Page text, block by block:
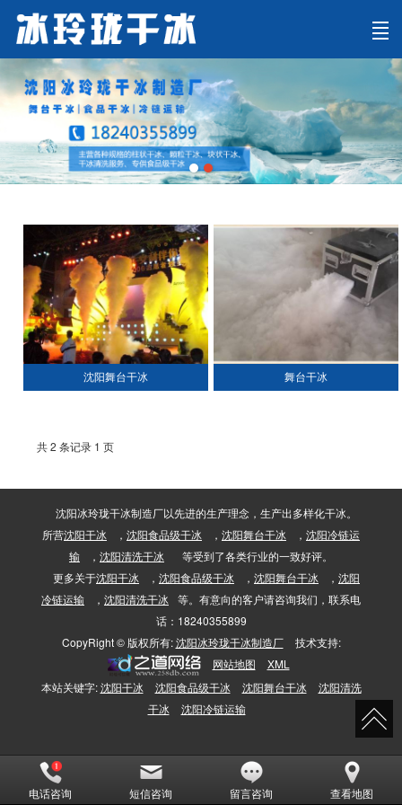
首页 关于冰玲珑 产品中心 成功案例 新闻动态
沈阳舞台干冰 舞台干冰
共 2 条记录 1 页
沈阳冰玲珑干冰制造厂以先进的生产理念，生产出多样化干冰。
所营沈阳干冰 ， 沈阳食品级干冰 ， 沈阳舞台干冰 ， 沈阳冷链运
输
， 沈阳清洗干冰
等受到了各类行业的一致好评。
更多关于沈阳干冰 ， 沈阳食品级干冰 ， 沈阳舞台干冰 ， 沈阳
冷链运输
， 沈阳清洗干冰
等。有意向的客户请咨询我们，联系电
话：18240355899
CopyRight © 版权所有:沈阳冰玲珑干冰制造厂
技术支持:
网站地图
XML
本站关键字:沈阳干冰 沈阳食品级干冰 沈阳舞台干冰
沈阳清洗
干冰
沈阳冷链运输
电话咨询 短信咨询 留言咨询 查看地图